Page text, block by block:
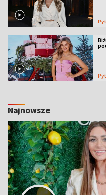
Najnowsze